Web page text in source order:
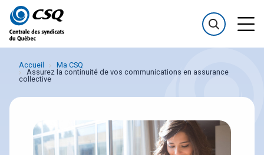
Passer
au
menu
Passer
au
contenu
Accueil
Ma CSQ
Assurez la continuité de vos communications en assurance
collective